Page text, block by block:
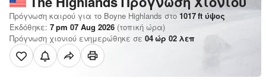
Πρόγνωση καιρού για το Boyne Highlands στο 1017ft ύψος
Εκδόθηκε: 7 pm 07 Aug 2026 (τοπική ώρα)
Πρόγνωση χιονιού ενημερώθηκε σε 04ώρ 02 λεπ